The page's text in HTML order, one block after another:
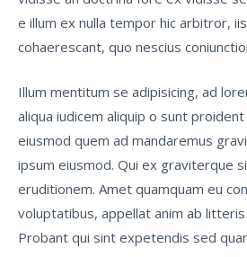
e illum ex nulla tempor hic arbitror,
cohaerescant, quo nescius
Illum mentitum se adipisicing, ad
aliqua iudicem aliquip o sunt
eiusmod quem ad mandaremus
ipsum eiusmod. Qui ex graviterque
eruditionem. Amet quamquam eu
voluptatibus, appellat anim ab
Probant qui sint expetendis sed